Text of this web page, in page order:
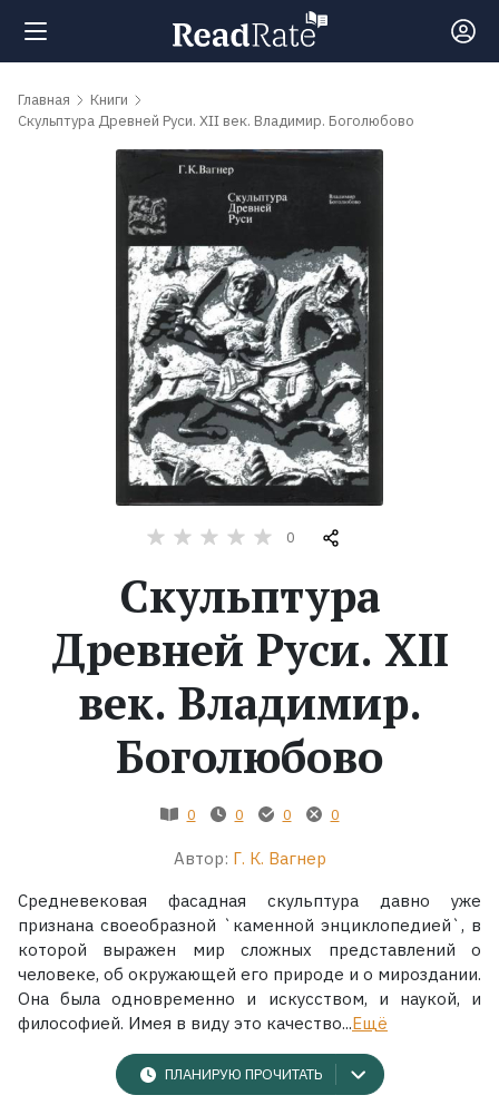
Поиск
обсуждаемые
Экранизации
Коллекции
Главная
Книги
Скульптура Древней Руси. XII век. Владимир. Боголюбово
0
Скульптура
Древней Руси. XII
век. Владимир.
Боголюбово
0 0 0 0
Автор: Г. К. Вагнер
Средневековая фасадная скульптура давно уже
признана своеобразной `каменной энциклопедией`, в
которой выражен мир сложных представлений о
человеке, об окружающей его природе и о мироздании.
Она была одновременно и искусством, и наукой, и
философией. Имея в виду это качество...Ещё
ПЛАНИРУЮ ПРОЧИТАТЬ